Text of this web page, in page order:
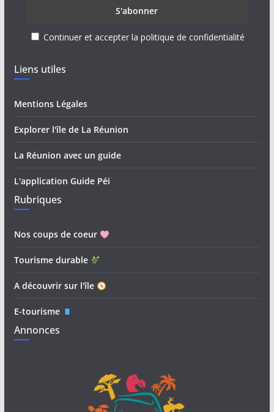
Continuer et accepter la politique de confidentialité
Liens utiles
Mentions Légales
Explorer l'île de La Réunion
La Réunion avec un guide
L'application Guide Péi
Rubriques
Nos coups de coeur
Tourisme durable
A découvrir sur l'île
E-tourisme
Annonces